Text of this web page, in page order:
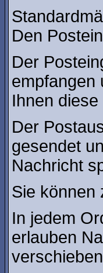
Den
Der
empfangen
Ihnen
Der
gesendet
Nachricht
Sie können
In jedem
erlauben